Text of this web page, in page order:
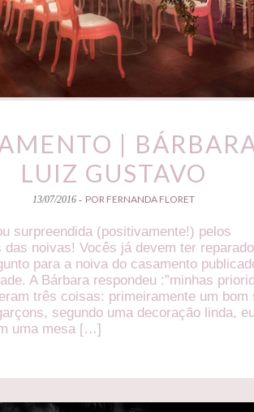
|
LUIZ GUSTAVO
13/07/2016 - POR FERNANDA FLORET
surpreendida (positivamente!) pelos
das noivas! Vocês já devem ter
para a noiva do casamento
A Bárbara respondeu :”minhas
três coisas: primeiramente um bom
segundo uma decoração linda,
uma mesa […]